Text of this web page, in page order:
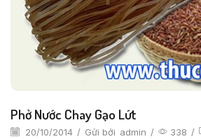
Phở Nước Chay Gạo Lứt
20/10/2014 / Gửi bởi admin / 338 /